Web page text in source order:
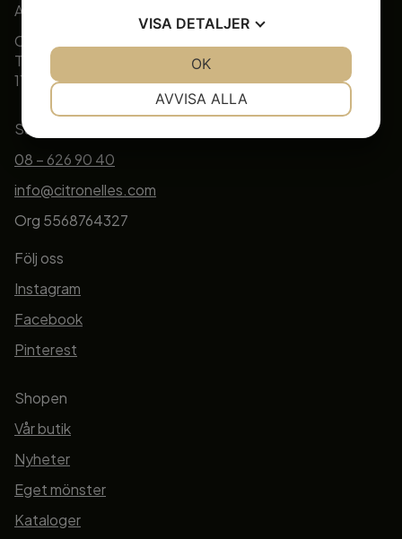
Adress
Citronelles Agenturer AB
Tullvaktsvägen 2
115 56 Stockholm
Support
08 – 626 90 40
info@citronelles.com
Org 5568764327
Följ oss
Instagram
Facebook
Pinterest
Shopen
Vår butik
Nyheter
Eget mönster
Kataloger
VISA DETALJER
MARKNADSFÖRING
AVVISA ALLA
OK